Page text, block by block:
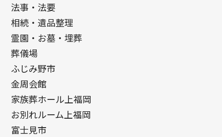
法事・法要
相続・遺品整理
霊園・お墓・埋葬
葬儀場
ふじみ野市
金周会館
家族葬ホール上福岡
お別れルーム上福岡
富士見市